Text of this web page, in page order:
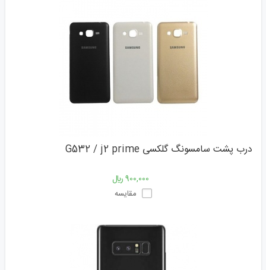
درب پشت سامسونگ گلکسی G532 / j2 prime
900,000 ﷼
مقایسه